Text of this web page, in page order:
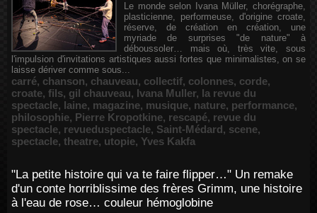
Le monde selon Ivana Müller, chorégraphe,
plasticienne, performeuse, d'origine croate,
réserve, de création en création, une
myriade de surprises "de nature" à
déboussoler… mais où, très vite, sous
l'impulsion d'invitations artistiques aussi fortes que minimalistes, on se
laisse dériver comme sous...
carré, chanson, chauveau, collectif, colonnes, corde,
croate, fils, gil chauveau, Ivana Muller, la revue du
spectacle, laine, magazine, musique, nature, performance,
philosophie, Pierre Kropotkine, rescapé, revue du
spectacle, revueduspectacle, Saint-Médard, scene,
spectacle, theatre, utopie, Yves Kakfa
"La petite histoire qui va te faire flipper…" Un remake
d'un conte horriblissime des frères Grimm, une histoire
à l'eau de rose… couleur hémoglobine